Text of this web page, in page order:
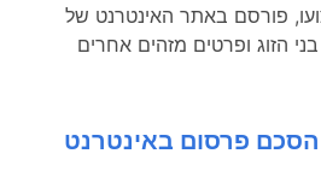
במקצועו, פורסם באתר האינטרנט של
בני הזוג ופרטים מזהים אחרים
פרסום באינטרנט